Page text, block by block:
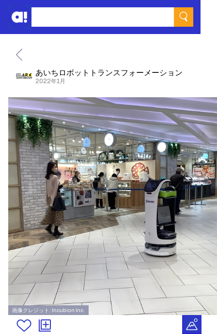
あいちロボットトランスフォーメーション
2022年1月
画像クレジット: Incubion Inc.